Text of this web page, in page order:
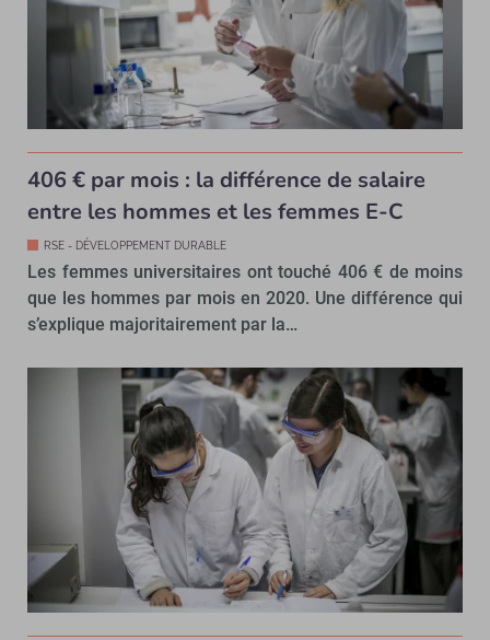
406 € par mois : la différence de salaire
entre les hommes et les femmes E-C
RSE - DÉVELOPPEMENT DURABLE
Les femmes universitaires ont touché 406 € de moins
que les hommes par mois en 2020. Une différence qui
s’explique majoritairement par la…